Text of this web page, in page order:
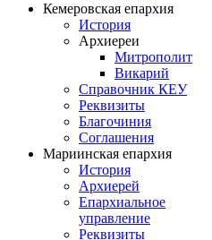
Кемеровская епархия
История
Архиереи
Митрополит
Викарий
Справочник КЕУ
Реквизиты
Благочиния
Соглашения
Мариинская епархия
История
Архиерей
Епархиальное
управление
Реквизиты